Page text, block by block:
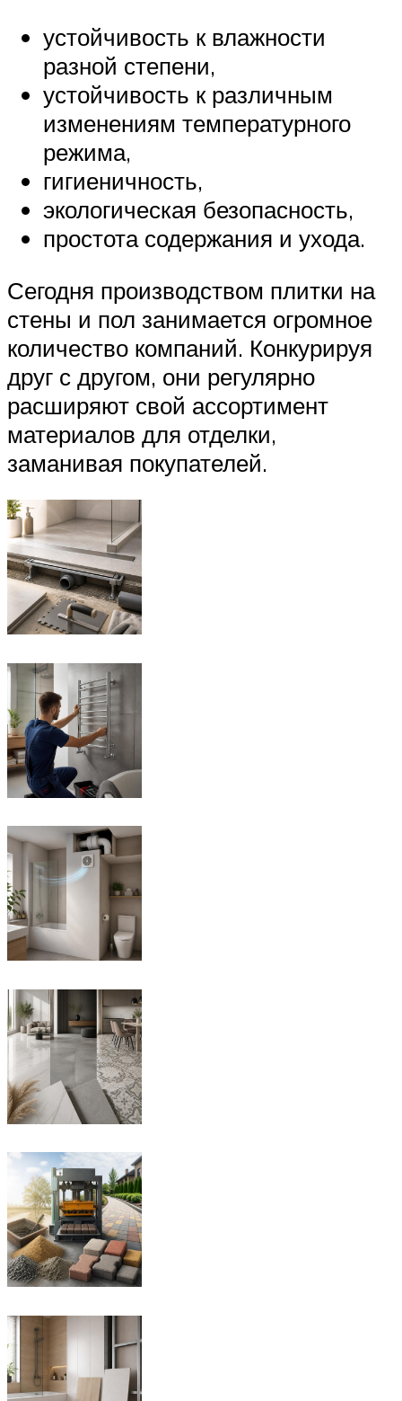
устойчивость к влажности
разной степени,
устойчивость к различным
изменениям температурного
режима,
гигиеничность,
экологическая безопасность,
простота содержания и ухода.
Сегодня производством плитки на
стены и пол занимается огромное
количество компаний. Конкурируя
друг с другом, они регулярно
расширяют свой ассортимент
материалов для отделки,
заманивая покупателей.